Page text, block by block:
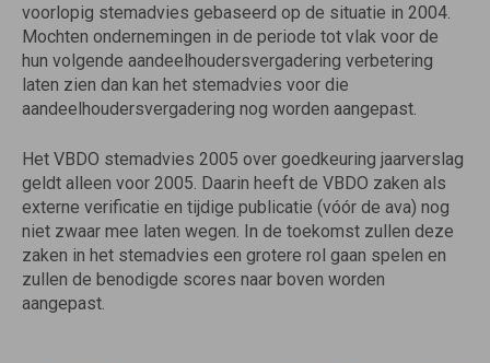
voorlopig stemadvies gebaseerd op de situatie in 2004.
Mochten ondernemingen in de periode tot vlak voor de
hun volgende aandeelhoudersvergadering verbetering
laten zien dan kan het stemadvies voor die
aandeelhoudersvergadering nog worden aangepast.
Het VBDO stemadvies 2005 over goedkeuring jaarverslag
geldt alleen voor 2005. Daarin heeft de VBDO zaken als
externe verificatie en tijdige publicatie (vóór de ava) nog
niet zwaar mee laten wegen. In de toekomst zullen deze
zaken in het stemadvies een grotere rol gaan spelen en
zullen de benodigde scores naar boven worden
aangepast.